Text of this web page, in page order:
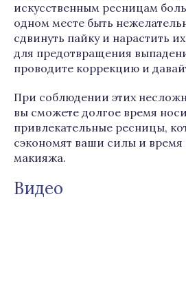
искусственным ресницам
одном месте быть
сдвинуть пайку и нарастить
для предотвращения
проводите коррекцию и
При соблюдении этих
вы сможете долгое время
привлекательные ресницы,
сэкономят ваши силы и время
макияжа.
Видео